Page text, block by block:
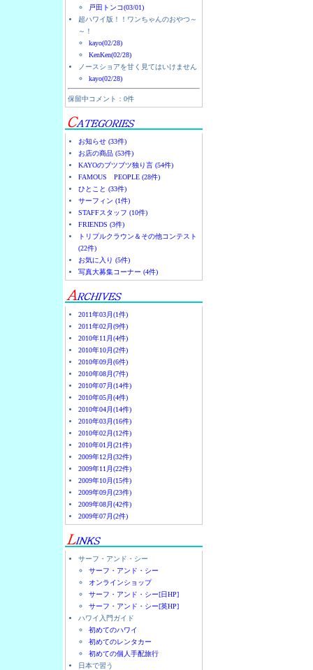
戸田トンコ(03/01)
超ハワイ版！！ワンちゃんのおやつ～
～！
kayo(02/28)
KenKen(02/28)
ノースショアを甘く見てはいけません
kayo(02/28)
保留中コメント：0件
お知らせ (33件)
お店の商品 (53件)
KAYOのブツブツ独り言 (54件)
FAMOUS PEOPLE (28件)
ひとこと (33件)
サーフィン (1件)
STAFFスタッフ (10件)
FRIENDS (3件)
トリプルクラウン＆その他コンテスト
(22件)
お気に入り (5件)
写真大募集コーナー (4件)
2011年03月(1件)
2011年02月(9件)
2010年11月(4件)
2010年10月(2件)
2010年09月(6件)
2010年08月(7件)
2010年07月(14件)
2010年05月(4件)
2010年04月(14件)
2010年03月(16件)
2010年02月(12件)
2010年01月(21件)
2009年12月(32件)
2009年11月(22件)
2009年10月(15件)
2009年09月(23件)
2009年08月(42件)
2009年07月(2件)
サーフ・アンド・シー
サーフ・アンド・シー
オンラインショップ
サーフ・アンド・シー[日HP]
サーフ・アンド・シー[英HP]
ハワイ入門ガイド
初めてのハワイ
初めてのレンタカー
初めての個人手配旅行
日本で習う